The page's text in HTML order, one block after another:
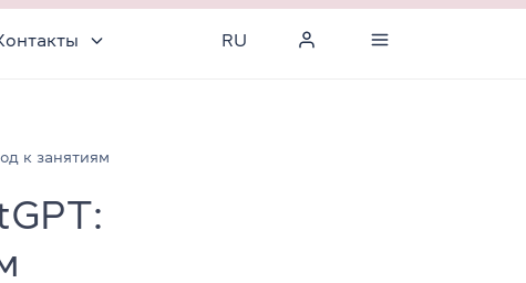
RU
к занятиям